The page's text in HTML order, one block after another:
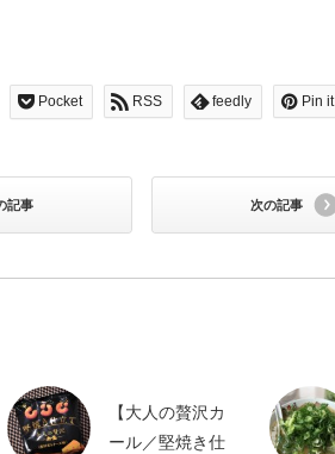
Pocket RSS feedly Pin it
記事 次の記事
【大人の贅沢カ
ール／堅焼き仕